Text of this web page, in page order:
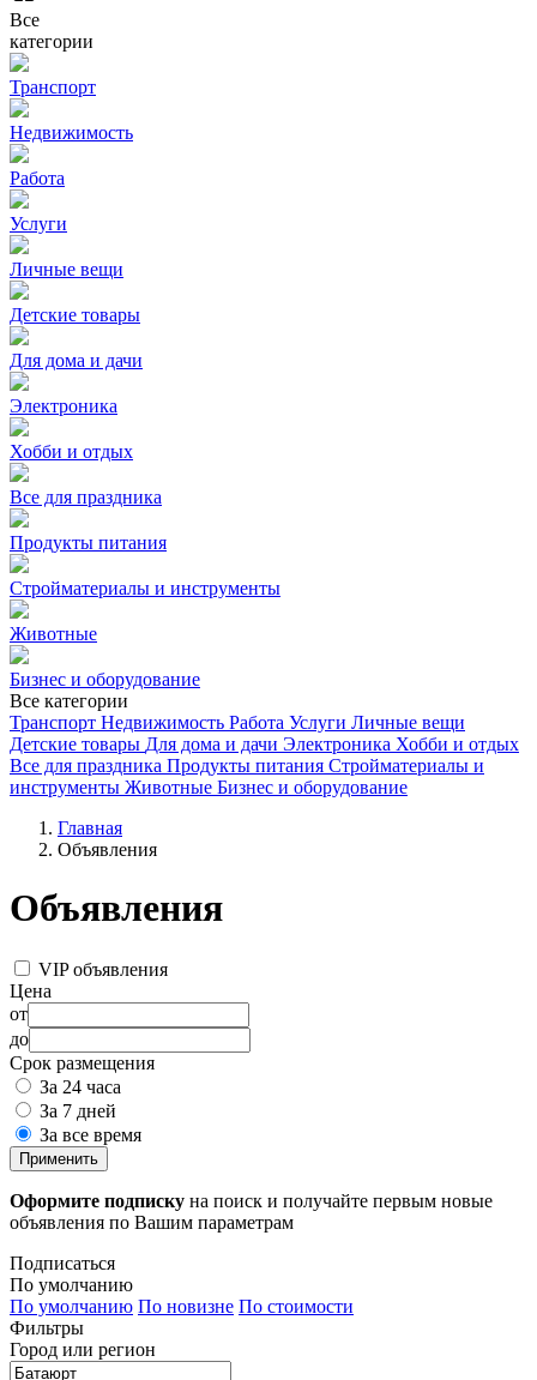
Все
категории
Транспорт
Недвижимость
Работа
Услуги
Личные вещи
Детские товары
Для дома и дачи
Электроника
Хобби и отдых
Все для праздника
Продукты питания
Стройматериалы и инструменты
Животные
Бизнес и оборудование
Все категории
Транспорт Недвижимость Работа Услуги Личные вещи
Детские товары Для дома и дачи Электроника Хобби и отдых
Все для праздника Продукты питания Стройматериалы и
инструменты Животные Бизнес и оборудование
Главная
Объявления
Объявления
VIP объявления
Цена
от
до
Срок размещения
За 24 часа
За 7 дней
За все время
Применить
Оформите подписку на поиск и получайте первым новые
объявления по Вашим параметрам
Подписаться
По умолчанию
По умолчанию По новизне По стоимости
Фильтры
Город или регион